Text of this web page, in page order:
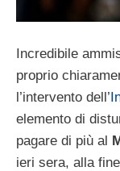
Incredibile
proprio
l’intervento dell’
elemento di
pagare di più al
ieri sera, alla